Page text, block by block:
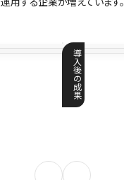
導
入
後
の
成
果